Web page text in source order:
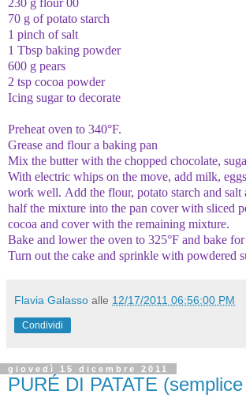
230 g flour 00
70 g of potato starch
1 pinch of salt
1 Tbsp baking powder
600 g pears
2 tsp cocoa powder
Icing sugar to decorate
Preheat oven to 340°F.
Grease and flour a baking pan
Mix the butter with the chopped chocolate,
With electric whips on the move, add milk,
work well. Add the flour, potato starch and salt
half the mixture into the pan cover with sliced
cocoa and cover with the remaining mixture.
Bake and lower the oven to 325°F and bake for
Turn out the cake and sprinkle with powdered
Flavia Galasso alle 12/17/2011 06:56:00 PM
Condividi
giovedì 15 dicembre 2011
PURÉ DI PATATE